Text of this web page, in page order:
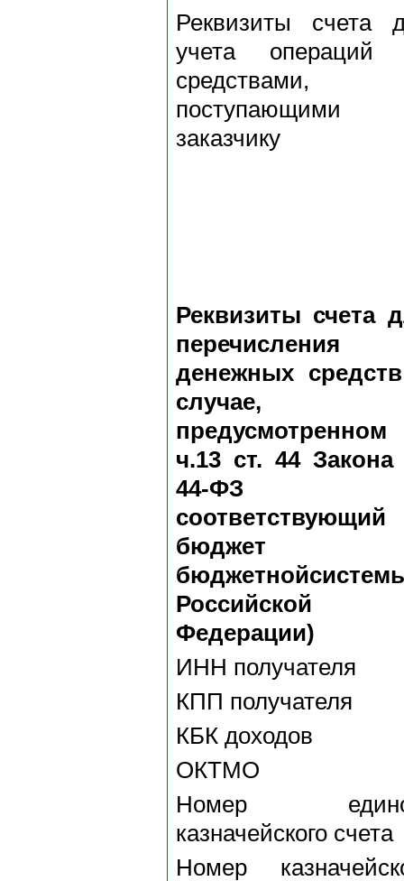
Реквизиты счета
учета операций
средствами,
поступающими
заказчику
Реквизиты счета
перечисления
денежных
случае,
предусмотренном
ч.13 ст. 44
44-ФЗ
соответствующий
бюджет
Российской
Федерации)
ИНН получателя
КПП получателя
КБК доходов
ОКТМО
Номер
казначейского счета
Номер